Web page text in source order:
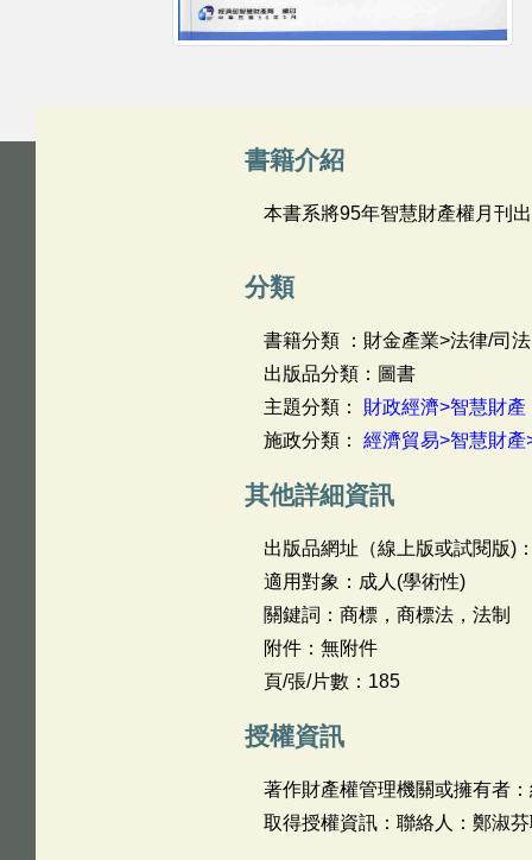
書籍介紹
本書系將95年智慧財產權月刊
分類
書籍分類 ：財金產業>法律/司法
出版品分類：圖書
主題分類： 財政經濟>智慧財產
施政分類： 經濟貿易>智慧財
其他詳細資訊
出版品網址（線上版或試閱版)
適用對象：成人(學術性)
關鍵詞：商標，商標法，法制
附件：無附件
頁/張/片數：185
授權資訊
著作財產權管理機關或擁有者
取得授權資訊：聯絡人：鄭淑